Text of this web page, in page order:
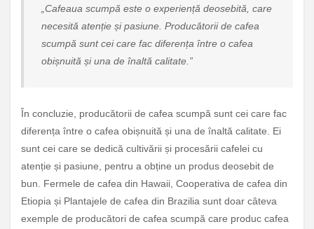
„Cafeaua scumpă este o experiență deosebită, care
necesită atenție și pasiune. Producătorii de cafea
scumpă sunt cei care fac diferența între o cafea
obișnuită și una de înaltă calitate.”
În concluzie, producătorii de cafea scumpă sunt cei care fac
diferența între o cafea obișnuită și una de înaltă calitate. Ei
sunt cei care se dedică cultivării și procesării cafelei cu
atenție și pasiune, pentru a obține un produs deosebit de
bun. Fermele de cafea din Hawaii, Cooperativa de cafea din
Etiopia și Plantajele de cafea din Brazilia sunt doar câteva
exemple de producători de cafea scumpă care produc cafea